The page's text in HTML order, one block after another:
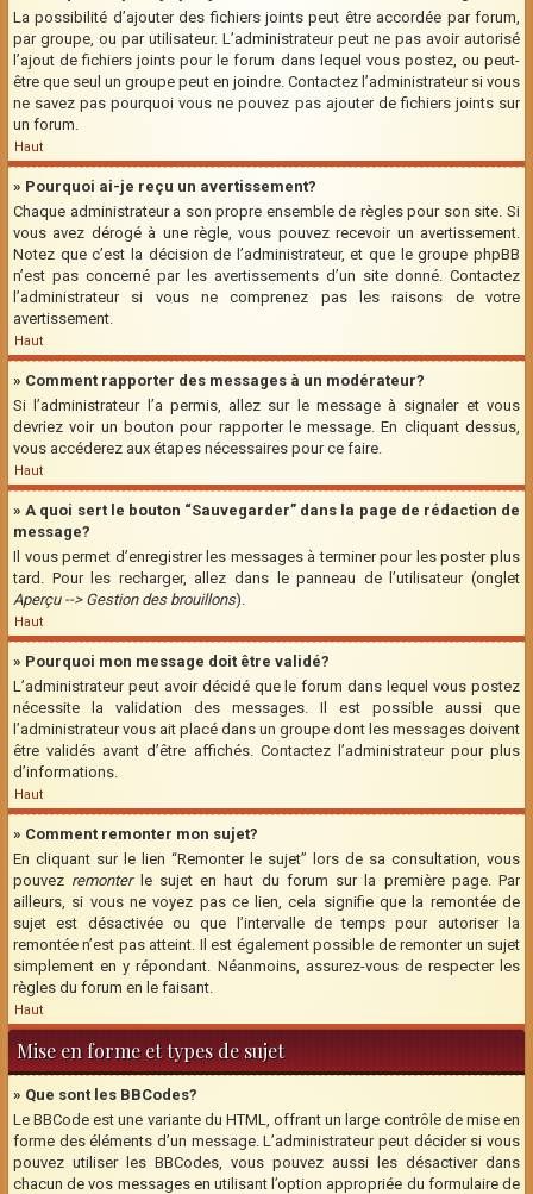
La possibilité d’ajouter des fichiers joints peut être accordée par forum,
par groupe, ou par utilisateur. L’administrateur peut ne pas avoir autorisé
l’ajout de fichiers joints pour le forum dans lequel vous postez, ou peut-
être que seul un groupe peut en joindre. Contactez l’administrateur si vous
ne savez pas pourquoi vous ne pouvez pas ajouter de fichiers joints sur
un forum.
Haut
» Pourquoi ai-je reçu un avertissement?
Chaque administrateur a son propre ensemble de règles pour son site. Si
vous avez dérogé à une règle, vous pouvez recevoir un avertissement.
Notez que c’est la décision de l’administrateur, et que le groupe phpBB
n’est pas concerné par les avertissements d’un site donné. Contactez
l’administrateur si vous ne comprenez pas les raisons de votre
avertissement.
Haut
» Comment rapporter des messages à un modérateur?
Si l’administrateur l’a permis, allez sur le message à signaler et vous
devriez voir un bouton pour rapporter le message. En cliquant dessus,
vous accéderez aux étapes nécessaires pour ce faire.
Haut
» A quoi sert le bouton “Sauvegarder” dans la page de rédaction de
message?
Il vous permet d’enregistrer les messages à terminer pour les poster plus
tard. Pour les recharger, allez dans le panneau de l’utilisateur (onglet
Aperçu --> Gestion des brouillons).
Haut
» Pourquoi mon message doit être validé?
L’administrateur peut avoir décidé que le forum dans lequel vous postez
nécessite la validation des messages. Il est possible aussi que
l’administrateur vous ait placé dans un groupe dont les messages doivent
être validés avant d’être affichés. Contactez l’administrateur pour plus
d’informations.
Haut
» Comment remonter mon sujet?
En cliquant sur le lien “Remonter le sujet” lors de sa consultation, vous
pouvez remonterle sujet en haut du forum sur la première page. Par
ailleurs, si vous ne voyez pas ce lien, cela signifie que la remontée de
sujet est désactivée ou que l’intervalle de temps pour autoriser la
remontée n’est pas atteint. Il est également possible de remonter un sujet
simplement en y répondant. Néanmoins, assurez-vous de respecter les
règles du forum en le faisant.
Haut
Mise en forme et types de sujet
» Que sont les BBCodes?
Le BBCode est une variante du HTML, offrant un large contrôle de mise en
forme des éléments d’un message. L’administrateur peut décider si vous
pouvez utiliser les BBCodes, vous pouvez aussi les désactiver dans
chacun de vos messages en utilisant l’option appropriée du formulaire de